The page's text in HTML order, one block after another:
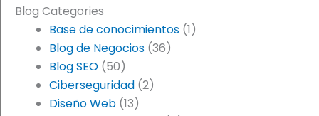
Blog Categories
Base de conocimientos (1)
Blog de Negocios (36)
Blog SEO (50)
Ciberseguridad (2)
Diseño Web (13)